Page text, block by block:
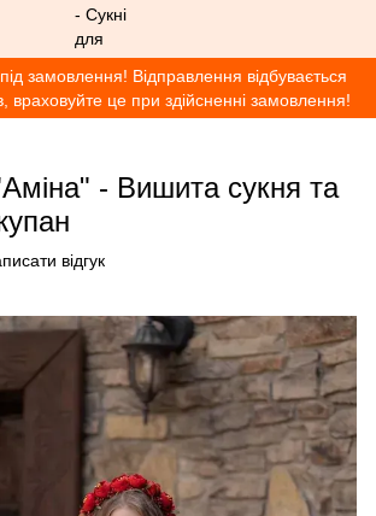
замовлення! Відправлення відбувається
враховуйте це при здійсненні замовлення!
- Вишита сукня та
відгук